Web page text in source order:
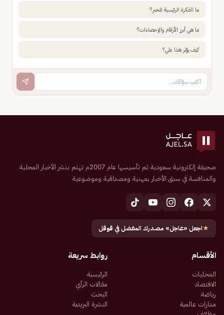
ما الفكرة الرئيسية للخبر؟
ما هي أبرز الأرقام والإحصاءات؟
كيف يؤثر هذا علي؟
صحيفة إلكترونية سعودية تم تأسيسها عام 2007م تهتم بنشر الأخبار المحلية
والمنافسة في سبق الأخبار بمهنية ومصداقية وموضوعية
★اجعل «عاجل» مصدرك المفضل في قوقل
الأقسام
المحليات
الاقتصاد
رياضة
مدارات عالمية
روابط سريعة
الرئيسية
مقالات الرأي
البحث
النشرة البريدية